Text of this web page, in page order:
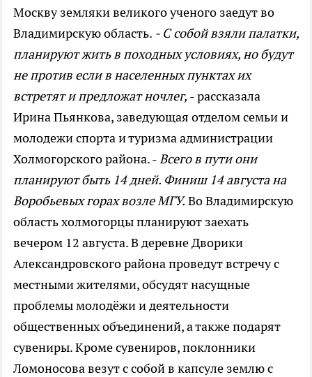
Москву земляки великого ученого заедут во
Владимирскую область. - С собой взяли палатки,
планируют жить в походных условиях, но будут
не против если в населенных пунктах их
встретят и предложат ночлег, - рассказала
Ирина Пьянкова, заведующая отделом семьи и
молодежи спорта и туризма администрации
Холмогорского района. -Всего в пути они
планируют быть 14 дней. Финиш 14 августа на
Воробьевых горах возле МГУ.Во Владимирскую
область холмогорцы планируют заехать
вечером 12 августа. В деревне Дворики
Александровского района проведут встречу с
местными жителями, обсудят насущные
проблемы молодёжи и деятельности
общественных объединений, а также подарят
сувениры. Кроме сувениров, поклонники
Ломоносова везут с собой в капсуле землю с